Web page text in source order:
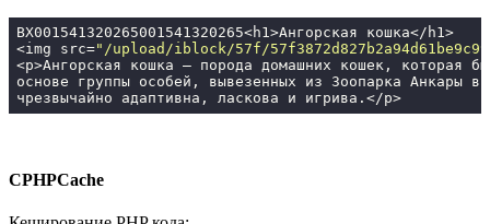
BX001541320265001541320265<h1>Ангорская кошка</h1>
<img src="/upload/iblock/57f/
<p>Ангорская кошка — порода домашних кошек, которая
основе группы особей, вывезенных из Зоопарка Анкары
чрезвычайно адаптивна, ласкова и игрива.</p>
CPHPCache